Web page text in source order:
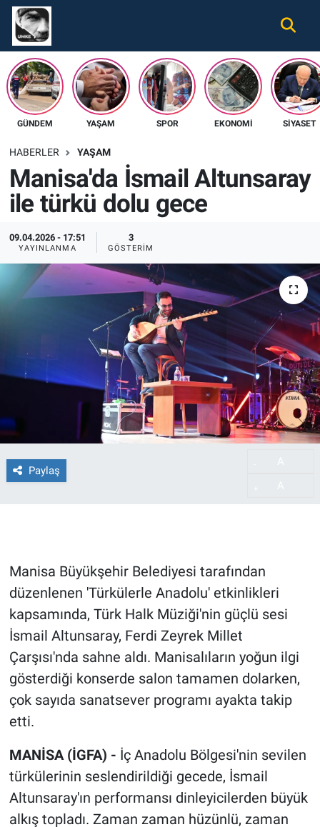
GÜNDEM YAŞAM SPOR EKONOMI SIYASET
HABERLER YAŞAM
Manisa'da İsmail Altunsaray
ile türkü dolu gece
09.04.2026 - 17:51
YAYINLANMA
3
GÖSTERIM
Paylaş
Manisa Büyükşehir Belediyesi tarafından
düzenlenen 'Türkülerle Anadolu' etkinlikleri
kapsamında, Türk Halk Müziği'nin güçlü sesi
İsmail Altunsaray, Ferdi Zeyrek Millet
Çarşısı'nda sahne aldı. Manisalıların yoğun ilgi
gösterdiği konserde salon tamamen dolarken,
çok sayıda sanatsever programı ayakta takip
etti.
MANİSA (İGFA) - İç Anadolu Bölgesi'nin sevilen
türkülerinin seslendirildiği gecede, İsmail
Altunsaray'ın performansı dinleyicilerden büyük
alkış topladı. Zaman zaman hüzünlü, zaman
Gündem
Ekonomi
Spor
Tüm Haberler
İletişim
Künye
Nöbetçi Eczaneler
Hava Durumu
Namaz Vakitleri
Süper Lig Puan Durumu ve Fikstür
Tüm Manşetler
Son Dakika Haberleri